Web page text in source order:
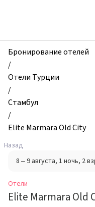
Elite
Marmara
Old
City,
Стамбул,
Турция
Бронирование отелей
/
Отели Турции
/
Стамбул
/
Elite Marmara Old City
Назад
8 – 9 августа, 1 ночь, 2
Отели
Elite Marmara Old